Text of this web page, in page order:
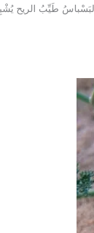
البَسْباسُ طَيِّبُ الريح